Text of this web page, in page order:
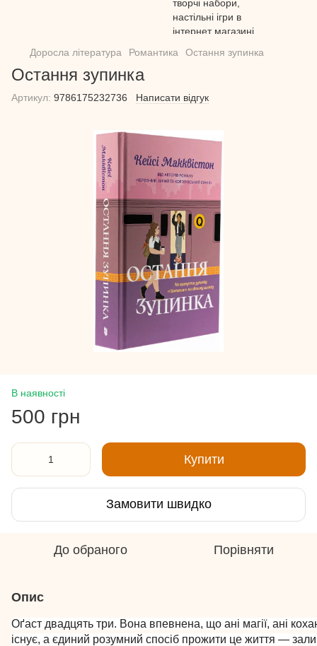
Доросла література Романтика Остання зупинка
Остання зупинка
Артикул: 9786175232736 Написати відгук
В наявності
500 грн
Купити
Замовити швидко
До обраного Порівняти
Опис
Оґаст двадцять три. Вона впевнена, що ані магії, ані
існує, а єдиний розумний спосіб прожити це життя —